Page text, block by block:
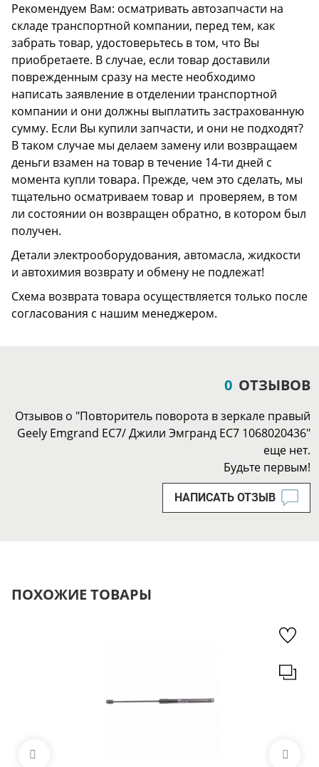
Рекомендуем Вам: осматривать автозапчасти на
складе транспортной компании, перед тем, как
забрать товар, удостоверьтесь в том, что Вы
приобретаете. В случае, если товар доставили
поврежденным сразу на месте необходимо
написать заявление в отделении транспортной
компании и они должны выплатить застрахованную
сумму. Если Вы купили запчасти, и они не подходят?
В таком случае мы делаем замену или возвращаем
деньги взамен на товар в течение 14-ти дней с
момента купли товара. Прежде, чем это сделать, мы
тщательно осматриваем товар и проверяем, в том
ли состоянии он возвращен обратно, в котором был
получен.
Детали электрооборудования, автомасла, жидкости
и автохимия возврату и обмену не подлежат!
Схема возврата товара осуществляется только после
согласования с нашим менеджером.
0 ОТЗЫВОВ
Отзывов о "Повторитель поворота в зеркале правый
Geely Emgrand EC7/ Джили Эмгранд ЕС7 1068020436"
еще нет.
Будьте первым!
НАПИСАТЬ ОТЗЫВ
ПОХОЖИЕ ТОВАРЫ